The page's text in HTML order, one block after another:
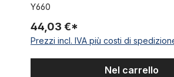
Y660
44,03 €*
Prezzi incl. IVA più costi di
Nel carrello